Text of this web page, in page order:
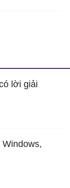
lời giải